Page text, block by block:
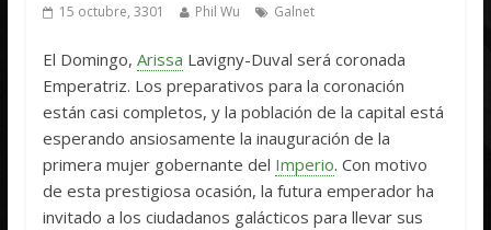
15 octubre, 3301 Phil Wu Galnet
El Domingo,Arissa Lavigny-Duval será coronada
Emperatriz. Los preparativos para la coronación
están casi completos, y la población de la capital está
esperando ansiosamente la inauguración de la
primera mujer gobernante del Imperio. Con motivo
de esta prestigiosa ocasión, la futura emperador ha
invitado a los ciudadanos galácticos para llevar sus